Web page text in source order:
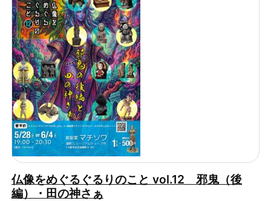
仏像をめぐるぐるりのこと vol.12 邪鬼（後
編）・田の神さぁ